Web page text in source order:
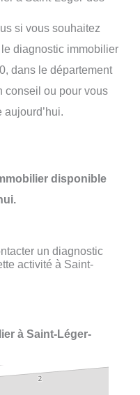
si vous souhaitez
diagnostic immobilier
dans le département
conseil ou pour vous
disponible
un diagnostic
activité à Saint-
à Saint-Léger-